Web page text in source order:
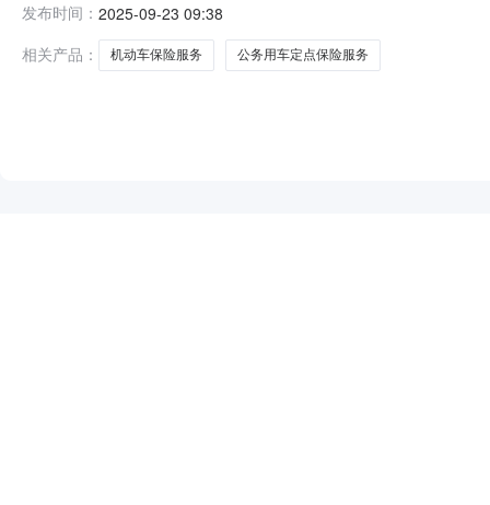
险服务的框架协议采购项目项目编号：
发布时间： 2025-09-23 09:38
相关产品：
机动车保险服务 公务用车定点保险服务